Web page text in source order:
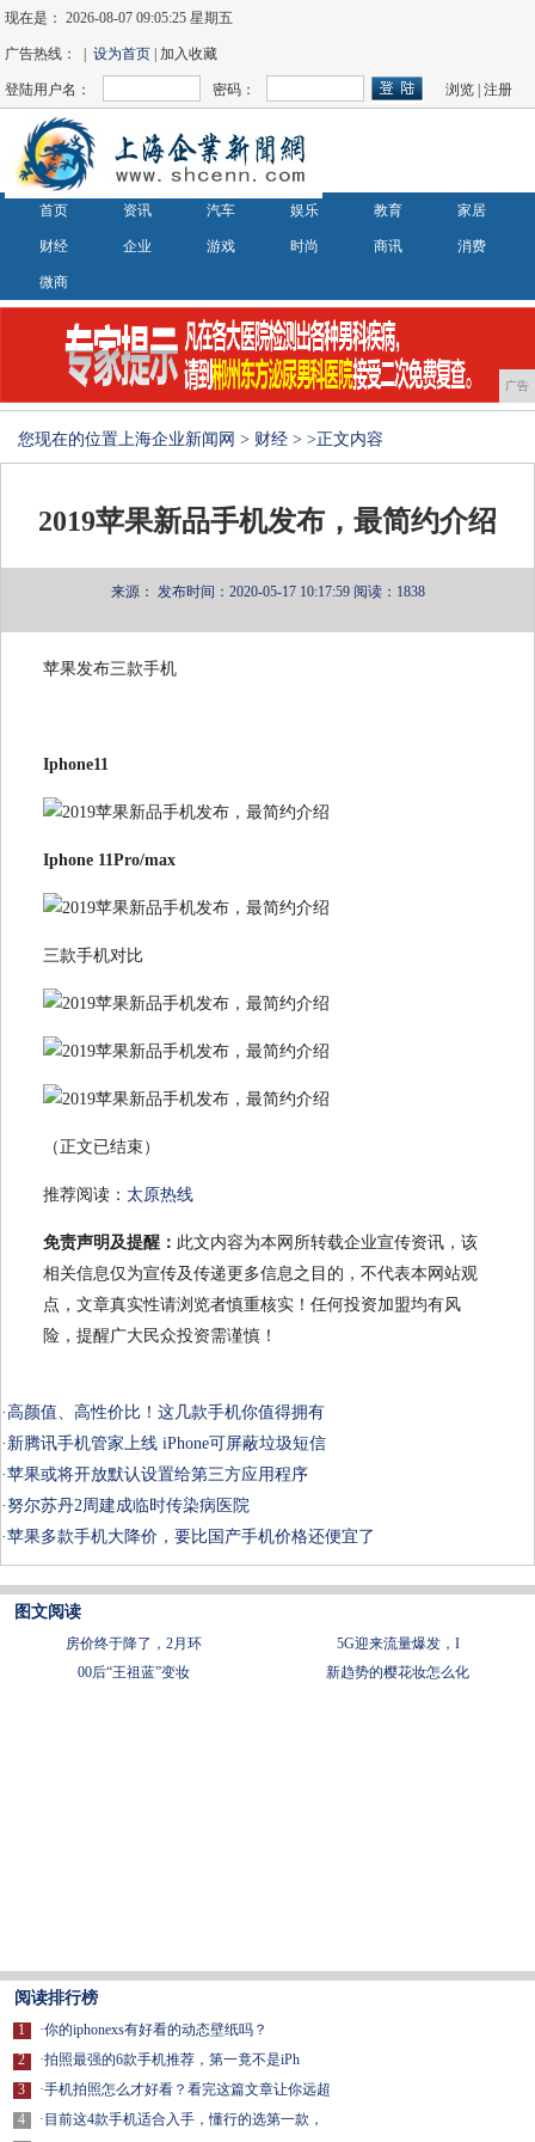
现在是：2026-08-07 09:05:25 星期五
广告热线： |设为首页 | 加入收藏
登陆用户名： 密码： 浏览 |注册
首页 资讯 汽车 娱乐 教育 家居
财经 企业 游戏 时尚 商讯 消费
微商
广告
您现在的位置上海企业新闻网 > 财经 > >正文内容
2019苹果新品手机发布，最简约介绍
来源： 发布时间：2020-05-17 10:17:59 阅读：1838
苹果发布三款手机
Iphone11
Iphone 11Pro/max
三款手机对比
（正文已结束）
推荐阅读： 太原热线
免责声明及提醒： 此文内容为本网所转载企业宣传资讯，该
相关信息仅为宣传及传递更多信息之目的，不代表本网站观
点，文章真实性请浏览者慎重核实！任何投资加盟均有风
险，提醒广大民众投资需谨慎！
·高颜值、高性价比！这几款手机你值得拥有
· 新腾讯手机管家上线 iPhone可屏蔽垃圾短信
·苹果或将开放默认设置给第三方应用程序
·努尔苏丹2周建成临时传染病医院
·苹果多款手机大降价，要比国产手机价格还便宜了
图文阅读
房价终于降了，2月环
5G迎来流量爆发，I
00后“王祖蓝”变妆
新趋势的樱花妆怎么化
阅读排行榜
1
2
3
4
·你的iphonexs有好看的动态壁纸吗？
·拍照最强的6款手机推荐，第一竟不是iPh
·手机拍照怎么才好看？看完这篇文章让你远超
· 目前这4款手机适合入手，懂行的选第一款，